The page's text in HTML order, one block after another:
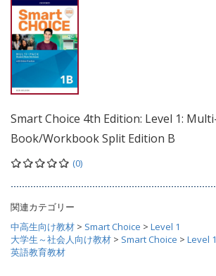
Smart Choice 4th Edition: Level 1:
Book/Workbook Split Edition B
(0)
関連カテゴリー
中高生向け教材 > Smart Choice > Level 1
大学生～社会人向け教材 > Smart Choice > Level 1
英語教育教材